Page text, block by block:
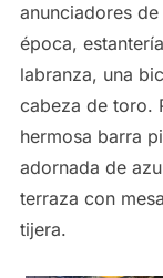
anunciadores
época,
labranza, una
cabeza de toro.
hermosa barra
adornada de
terraza con
tijera.